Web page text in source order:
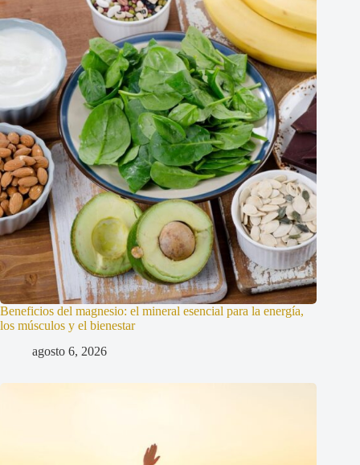
Beneficios del magnesio: el mineral esencial para la energía,
los músculos y el bienestar
agosto 6, 2026